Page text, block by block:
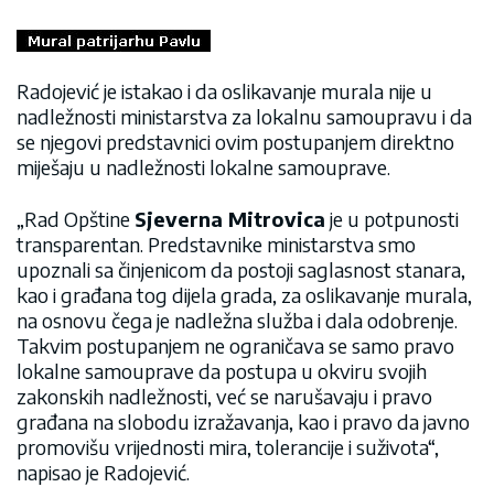
Radojević je istakao i da oslikavanje murala nije u
nadležnosti ministarstva za lokalnu samoupravu i da
se njegovi predstavnici ovim postupanjem direktno
miješaju u nadležnosti lokalne samouprave.
„Rad Opštine Sjeverna Mitrovica je u potpunosti
transparentan. Predstavnike ministarstva smo
upoznali sa činjenicom da postoji saglasnost stanara,
kao i građana tog dijela grada, za oslikavanje murala,
na osnovu čega je nadležna služba i dala odobrenje.
Takvim postupanjem ne ograničava se samo pravo
lokalne samouprave da postupa u okviru svojih
zakonskih nadležnosti, već se narušavaju i pravo
građana na slobodu izražavanja, kao i pravo da javno
promovišu vrijednosti mira, tolerancije i suživota“,
napisao je Radojević.